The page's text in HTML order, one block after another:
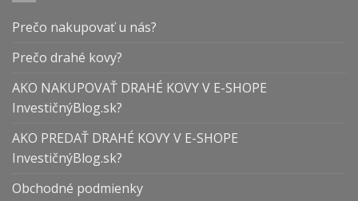
Prečo nakupovať u nás?
Prečo drahé kovy?
AKO NAKUPOVAŤ DRAHÉ KOVY V E-SHOPE
InvestičnýBlog.sk?
AKO PREDAŤ DRAHÉ KOVY V E-SHOPE
InvestičnýBlog.sk?
Obchodné podmienky